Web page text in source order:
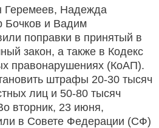
Геремеев, Надежда
Бочков и Вадим
поправки в принятый в
закон, а также в Кодекс
правонарушениях (КоАП).
штрафы 20-30 тысяч
лиц и 50-80 тысяч
вторник, 23 июня,
в Совете Федерации (СФ)